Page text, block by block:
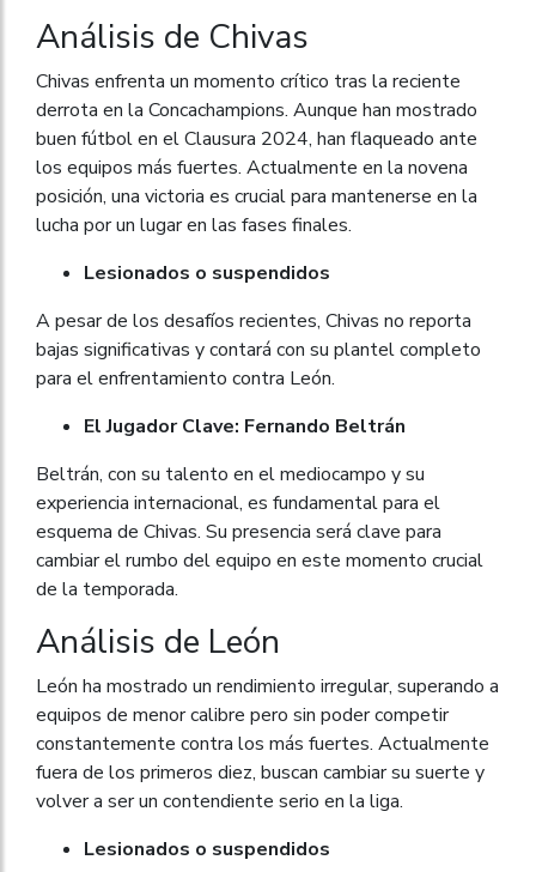
Análisis de Chivas
Chivas enfrenta un momento crítico tras la reciente
derrota en la Concachampions. Aunque han mostrado
buen fútbol en el Clausura 2024, han flaqueado ante
los equipos más fuertes. Actualmente en la novena
posición, una victoria es crucial para mantenerse en la
lucha por un lugar en las fases finales.
Lesionados o suspendidos
A pesar de los desafíos recientes, Chivas no reporta
bajas significativas y contará con su plantel completo
para el enfrentamiento contra León.
El Jugador Clave: Fernando Beltrán
Beltrán, con su talento en el mediocampo y su
experiencia internacional, es fundamental para el
esquema de Chivas. Su presencia será clave para
cambiar el rumbo del equipo en este momento crucial
de la temporada.
Análisis de León
León ha mostrado un rendimiento irregular, superando a
equipos de menor calibre pero sin poder competir
constantemente contra los más fuertes. Actualmente
fuera de los primeros diez, buscan cambiar su suerte y
volver a ser un contendiente serio en la liga.
Lesionados o suspendidos